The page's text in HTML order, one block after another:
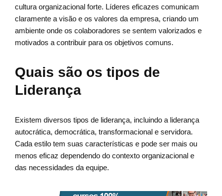
cultura organizacional forte. Líderes eficazes comunicam
claramente a visão e os valores da empresa, criando um
ambiente onde os colaboradores se sentem valorizados e
motivados a contribuir para os objetivos comuns.
Quais são os tipos de
Liderança
Existem diversos tipos de liderança, incluindo a liderança
autocrática, democrática, transformacional e servidora.
Cada estilo tem suas características e pode ser mais ou
menos eficaz dependendo do contexto organizacional e
das necessidades da equipe.